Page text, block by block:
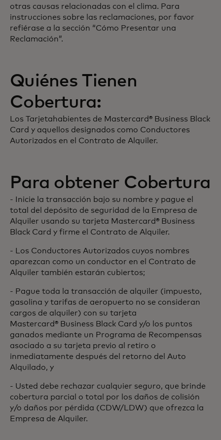
otras causas relacionadas con el clima. Para
instrucciones sobre las reclamaciones, por favor
refiérase a la sección “Cómo Presentar una
Reclamación”.
Quiénes Tienen
Cobertura:
Los Tarjetahabientes de Mastercard® Business Black
Card y aquellos designados como Conductores
Autorizados en el Contrato de Alquiler.
Para obtener Cobertura
- Inicie la transacción bajo su nombre y pague el
total del depósito de seguridad de la Empresa de
Alquiler usando su tarjeta Mastercard® Business
Black Card y firme el Contrato de Alquiler.
- Los Conductores Autorizados cuyos nombres
aparezcan como un conductor en el Contrato de
Alquiler también estarán cubiertos;
- Pague toda la transacción de alquiler (impuesto,
gasolina y tarifas de aeropuerto no se consideran
cargos de alquiler) con su tarjeta
Mastercard® Business Black Card y/o los puntos
ganados mediante un Programa de Recompensas
asociado a su tarjeta previo al retiro o
inmediatamente después del retorno del Auto
Alquilado, y
- Usted debe rechazar cualquier seguro, que brinde
cobertura parcial o total por los daños de colisión
y/o daños por pérdida (CDW/LDW) que ofrezca la
Empresa de Alquiler.